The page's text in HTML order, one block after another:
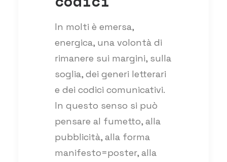
In molti è emersa,
energica, una volontà di
rimanere sui margini, sulla
soglia, dei generi letterari
e dei codici comunicativi.
In questo senso si può
pensare al fumetto, alla
pubblicità, alla forma
manifesto=poster, alla